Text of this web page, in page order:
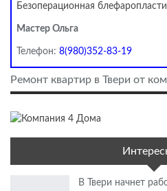
Безоперационная
Мастер Ольга
Телефон: 8(980)352-83-19
Ремонт квартир в Твери от
В Твери начнет